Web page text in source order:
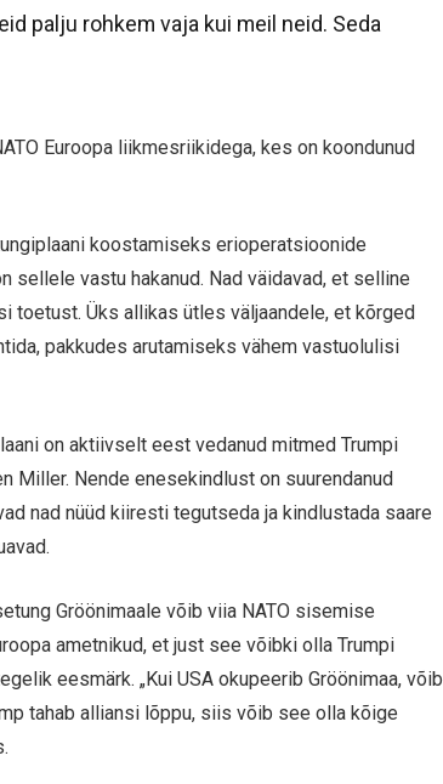
palju rohkem vaja kui meil neid. Seda
Euroopa liikmesriikidega, kes on koondunud
koostamiseks erioperatsioonide
sellele vastu hakanud. Nad väidavad, et selline
toetust. Üks allikas ütles väljaandele, et kõrged
pakkudes arutamiseks vähem vastuolulisi
on aktiivselt eest vedanud mitmed Trumpi
Miller. Nende enesekindlust on suurendanud
nad nüüd kiiresti tegutseda ja kindlustada saare
Gröönimaale võib viia NATO sisemise
ametnikud, et just see võibki olla Trumpi
eesmärk. „Kui USA okupeerib Gröönimaa, võib
tahab alliansi lõppu, siis võib see olla kõige